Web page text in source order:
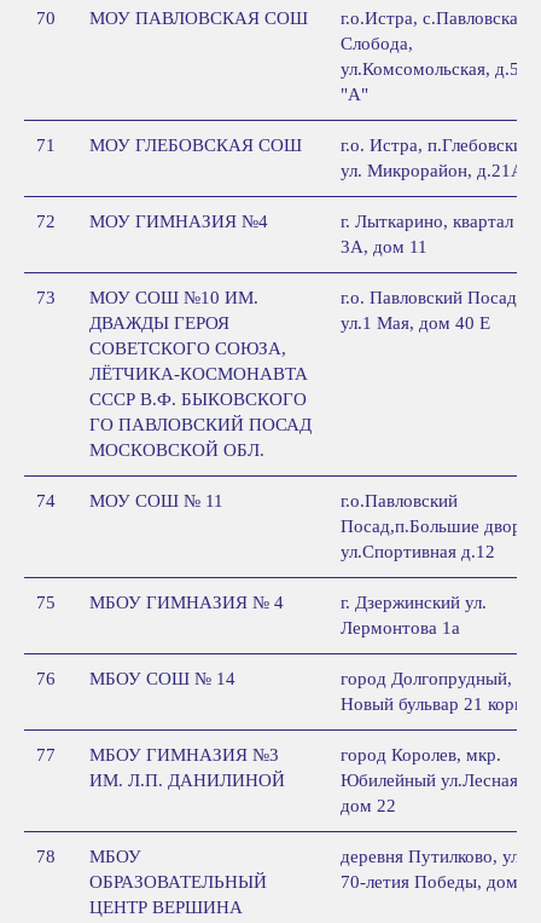
70 МОУ ПАВЛОВСКАЯ СОШ
г.о.Истра, с.Павловская
Слобода,
ул.Комсомольская, д.5
"А"
71 МОУ ГЛЕБОВСКАЯ СОШ
г.о. Истра, п.Глебовский,
ул. Микрорайон, д.21А
72 МОУ ГИМНАЗИЯ №4
г. Лыткарино, квартал
3А, дом 11
73
МОУ СОШ №10 ИМ.
ДВАЖДЫ ГЕРОЯ
СОВЕТСКОГО СОЮЗА,
ЛЁТЧИКА-КОСМОНАВТА
СССР В.Ф. БЫКОВСКОГО
ГО ПАВЛОВСКИЙ ПОСАД
МОСКОВСКОЙ ОБЛ.
г.о. Павловский Посад,
ул.1 Мая, дом 40 Е
74 МОУ СОШ № 11
г.о.Павловский
Посад,п.Большие дворы,
ул.Спортивная д.12
75 МБОУ ГИМНАЗИЯ № 4
г. Дзержинский ул.
Лермонтова 1а
76 МБОУ СОШ № 14
город Долгопрудный, ул.
Новый бульвар 21 корп.3
77
МБОУ ГИМНАЗИЯ №3
ИМ. Л.П. ДАНИЛИНОЙ
город Королев, мкр.
Юбилейный ул.Лесная,
дом 22
78
МБОУ
ОБРАЗОВАТЕЛЬНЫЙ
ЦЕНТР ВЕРШИНА
деревня Путилково, ул.
70-летия Победы, дом 5